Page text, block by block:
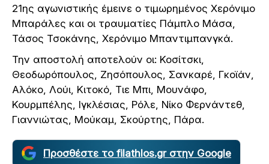
21ης αγωνιστικής έμεινε ο τιμωρημένος Χερόνιμο
Μπαράλες και οι τραυματίες Πάμπλο Μάσα,
Τάσος Τσοκάνης, Χερόνιμο Μπαντιμπανγκά.
Την αποστολή αποτελούν οι: Κοσίτσκι,
Θεοδωρόπουλος, Ζησόπουλος, Σανκαρέ, Γκοϊάν,
Αλόκο, Λούι, Κιτοκό, Τιε Μπι, Μουνάφο,
Κουρμπέλης, Ιγκλέσιας, Ρόλε, Νίκο Φερνάντεθ,
Γιαννιώτας, Μούκαμ, Σκούρτης, Πάρα.
Προσθέστε το filathlos.gr στην Google